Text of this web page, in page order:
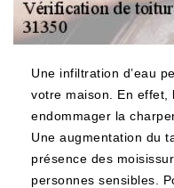
Une infiltration d’eau
votre maison. En effet,
endommager la
Une augmentation du
présence des
personnes sensibles.